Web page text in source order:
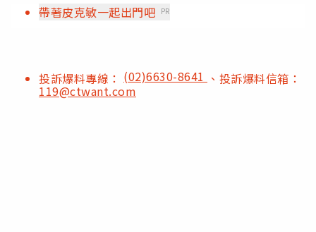
帶著皮克敏一起出門吧 PR
投訴爆料專線： (02)6630-8641 、投訴爆料信箱：
119@ctwant.com